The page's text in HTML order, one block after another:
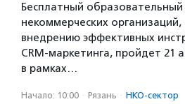
Бесплатный образовательный
некоммерческих
внедрению эффективных
CRM-маркетинга, пройдет 21
в рамках…
Начало: 10:00 · Рязань · НКО-сектор